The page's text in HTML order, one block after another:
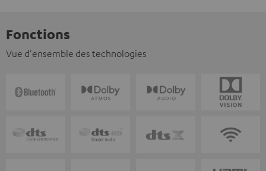
Fonctions
Vue d'ensemble des technologies